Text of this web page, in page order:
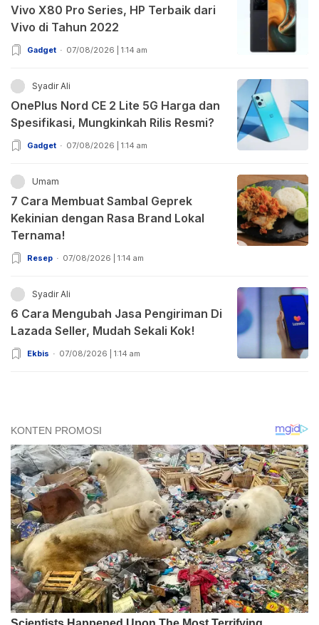
Vivo X80 Pro Series, HP Terbaik dari
Vivo di Tahun 2022
Gadget 07/08/2026 | 1:14 am
Syadir Ali
OnePlus Nord CE 2 Lite 5G Harga dan
Spesifikasi, Mungkinkah Rilis Resmi?
Gadget 07/08/2026 | 1:14 am
Umam
7 Cara Membuat Sambal Geprek
Kekinian dengan Rasa Brand Lokal
Ternama!
Resep 07/08/2026 | 1:14 am
Syadir Ali
6 Cara Mengubah Jasa Pengiriman Di
Lazada Seller, Mudah Sekali Kok!
Ekbis 07/08/2026 | 1:14 am